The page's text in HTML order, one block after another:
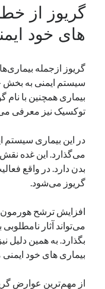
می 2024
آوریل 2024
مارس 2024
ژانویه 2024
دسامبر 2023
نوامبر 2023
اکتبر 2023
سپتامبر 2023
آگوست 2023
جولای 2023
دسامبر 2022
دسته‌ها
دسته‌بندی نشده
گریوز از
های خود
گریوز ازجمله
سیستم ایمنی به بخش‌
توکسیک نیز معرفی
در این بیماری سیستم
می‌گذارد. این غده
بدن دارد. در واقع
گریوز می‌شود.
افزایش ترشح
می‌تواند آثار
بگذارد. به همین دلیل
بیماری های خود
از مهم‌ترین عوارض